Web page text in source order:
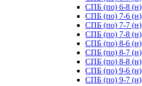
СПБ (по) 6-8 (н)
СПБ (по) 7-6 (н)
СПБ (по) 7-7 (н)
СПБ (по) 7-8 (н)
СПБ (по) 8-6 (н)
СПБ (по) 8-7 (н)
СПБ (по) 8-8 (н)
СПБ (по) 9-6 (н)
СПБ (по) 9-7 (н)